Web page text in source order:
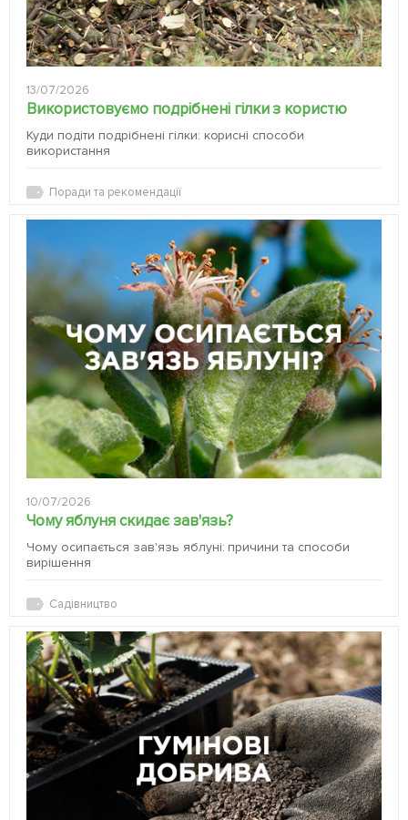
13/07/2026
Використовуємо подрібнені гілки з користю
Куди подіти подрібнені гілки: корисні способи
використання
Поради та рекомендації
10/07/2026
Чому яблуня скидає зав'язь?
Чому осипається зав'язь яблуні: причини та способи
вирішення
Садівництво